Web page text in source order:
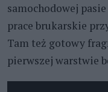
samochodowej
prace brukarskie
Tam też gotowy
pierwszej warstwie